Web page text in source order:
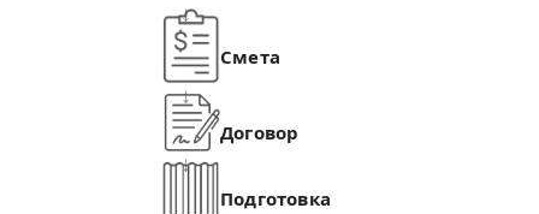
Смета
Договор
Подготовка